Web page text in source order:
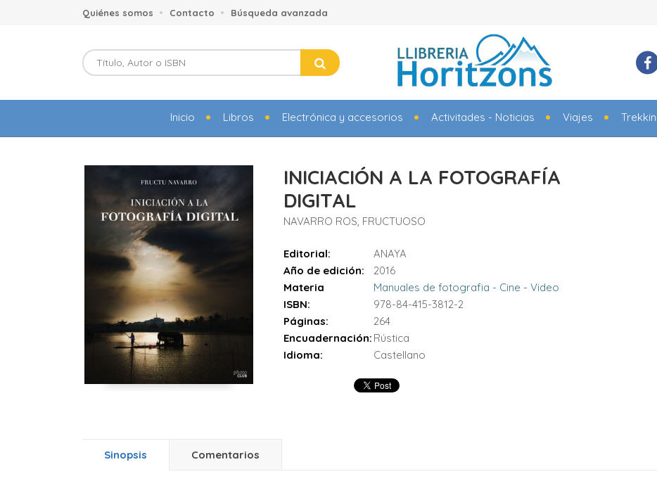
Quiénes somos Contacto Búsqueda avanzada
Inicio Libros Electrónica y accesorios Activitades - Noticias Viajes
INICIACIÓN A LA FOTOGRAFÍA
DIGITAL
NAVARRO ROS, FRUCTUOSO
Editorial:
ANAYA
Año de edición:
2016
Materia
Manuales de fotografia - Cine - Video
ISBN:
978-84-415-3812-2
Páginas:
264
Encuadernación: Rústica
Idioma:
Castellano
Sinopsis Comentarios